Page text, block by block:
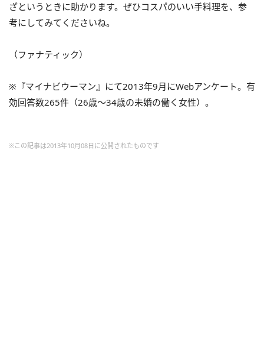
ざというときに助かります。ぜひコスパのいい手料理を、参
考にしてみてくださいね。
（ファナティック）
※『マイナビウーマン』にて2013年9月にWebアンケート。有
効回答数265件（26歳～34歳の未婚の働く女性）。
※この記事は2013年10月08日に公開されたものです